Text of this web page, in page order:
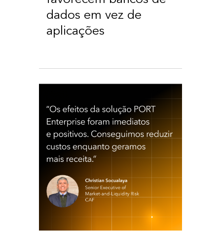
dados em vez de
aplicações